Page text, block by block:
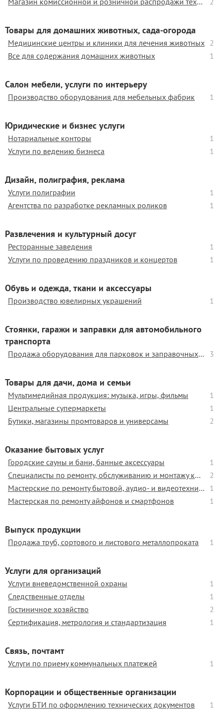
Товары для домашних животных, сада-огорода
2
Медицинские центры и клиники для лечения животных
1
Все для содержания домашних животных
Салон мебели, услуги по интерьеру
1
Производство оборудования для мебельных фабрик
Юридические и бизнес услуги
1
Нотариальные конторы
1
Услуги по ведению бизнеса
Дизайн, полиграфия, реклама
1
Услуги полиграфии
1
Агентства по разработке рекламных роликов
Развлечения и культурный досуг
1
Ресторанные заведения
1
Услуги по проведению праздников и концертов
Обувь и одежда, ткани и аксессуары
1
Производство ювелирных украшений
Стоянки, гаражи и заправки для автомобильного
транспорта
3
Продажа оборудования для парковок и заправочных станций
Товары для дачи, дома и семьи
1
Мультимедийная продукция: музыка, игры, фильмы
1
Центральные супермаркеты
2
Бутики, магазины промтоваров и универсамы
Оказание бытовых услуг
1
Городские сауны и бани, банные аксессуары
2
Специалисты по ремонту, обслуживанию и монтажу компьютерной техники
1
Мастерские по ремонту бытовой, аудио- и видеотехники
1
Мастерская по ремонту айфонов и смартфонов
Выпуск продукции
1
Продажа труб, сортового и листового металлопроката
Услуги для организаций
1
Услуги вневедомственной охраны
1
Следственные отделы
2
Гостиничное хозяйство
1
Сертификация, метрология и стандартизация
Связь, почтамт
1
Услуги по приему коммунальных платежей
Корпорации и общественные организации
1
Услуги БТИ по оформлению технических документов